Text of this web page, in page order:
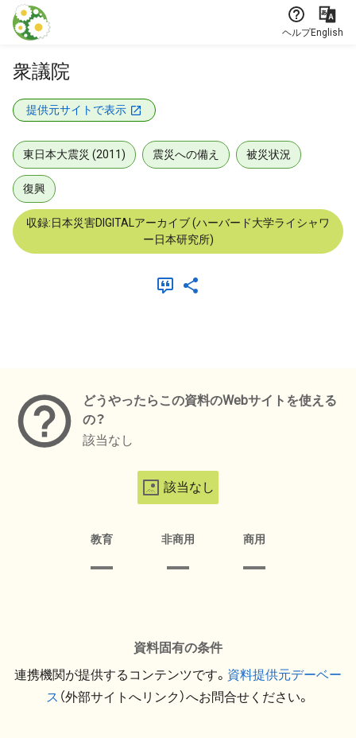
本文に飛ぶ
ヘルプEnglish
衆議院
提供元サイトで表示
東日本大震災 (2011) 震災への備え 被災状況
復興
収録:日本災害DIGITALアーカイブ (ハーバード大学ライシャワ
ー日本研究所)
どうやったらこの資料のWebサイトを使える
の？
該当なし
該当なし
教育 非商用 商用
資料固有の条件
連携機関が提供するコンテンツです。 資料提供元デーベー
ス （外部サイトへリンク）へお問合せください。